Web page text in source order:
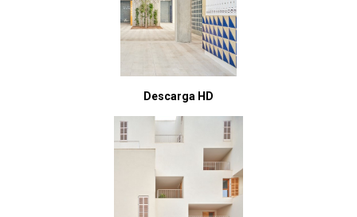
Descarga HD